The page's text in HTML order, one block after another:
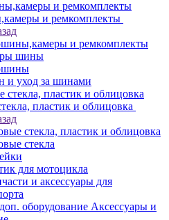
и ремкомплекты
и ремкомплекты
шины
и уход за шинами
пластик и облицовка
стекла, пластик и облицовка
стекла
для мотоцикла
и аксессуары для
Аксессуары и